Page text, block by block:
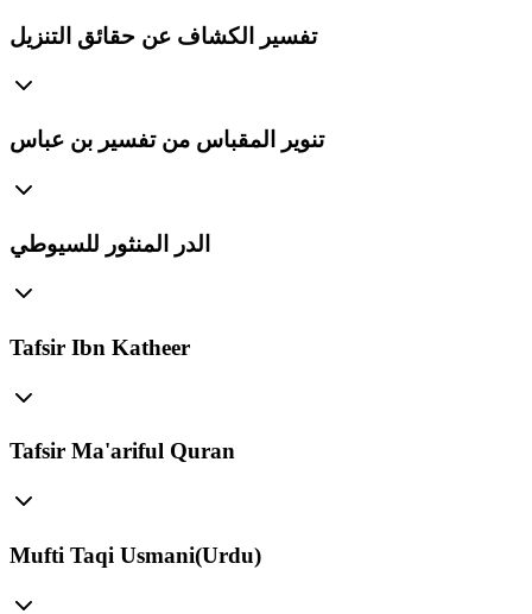
تفسير الكشاف عن حقائق التنزيل
تنوير المقباس من تفسير بن عباس
الدر المنثور للسيوطي
Tafsir Ibn Katheer
Tafsir Ma'ariful Quran
Mufti Taqi Usmani(Urdu)